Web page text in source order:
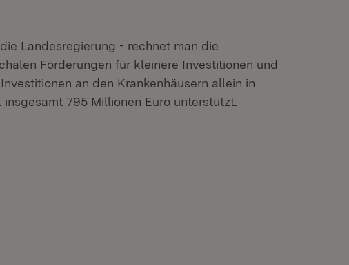
Landesregierung - rechnet man die
Förderungen für kleinere Investitionen und
an den Krankenhäusern allein in
795 Millionen Euro unterstützt.